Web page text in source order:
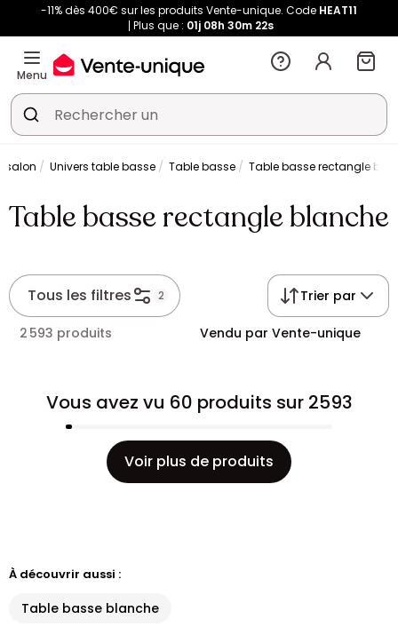
-11% dès 400€ sur les produits Vente-unique. Code HEAT11
Plus que : 01j 08h 30m 21s
Menu
salon Univers table basse Table basse Table basse rectangle
Table basse rectangle blanche
Tous les filtres 2 Trier par
2 593 produits Vendu par Vente-unique
Vous avez vu 60 produits sur 2593
Voir plus de produits
À découvrir aussi :
Table basse blanche